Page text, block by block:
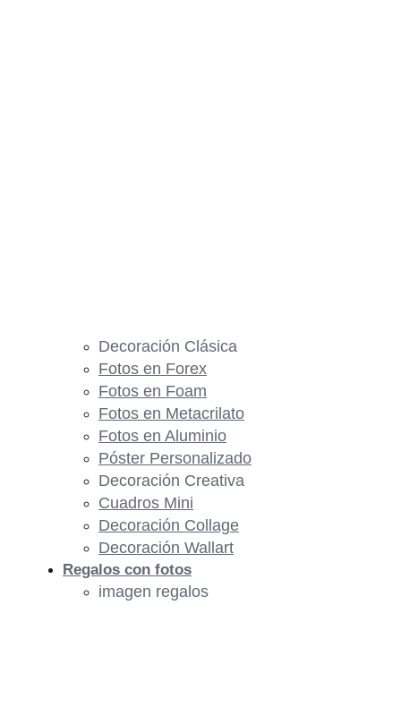
Decoración Clásica
Fotos en Forex
Fotos en Foam
Fotos en Metacrilato
Fotos en Aluminio
Póster Personalizado
Decoración Creativa
Cuadros Mini
Decoración Collage
Decoración Wallart
Regalos con fotos
imagen regalos